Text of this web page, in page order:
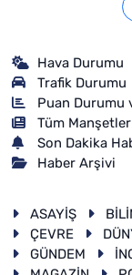
Hava Durumu
Trafik Durumu
Puan Durumu
Tüm Manşetler
Son Dakika
Haber Arşivi
ASAYİŞ
ÇEVRE
GÜNDEM